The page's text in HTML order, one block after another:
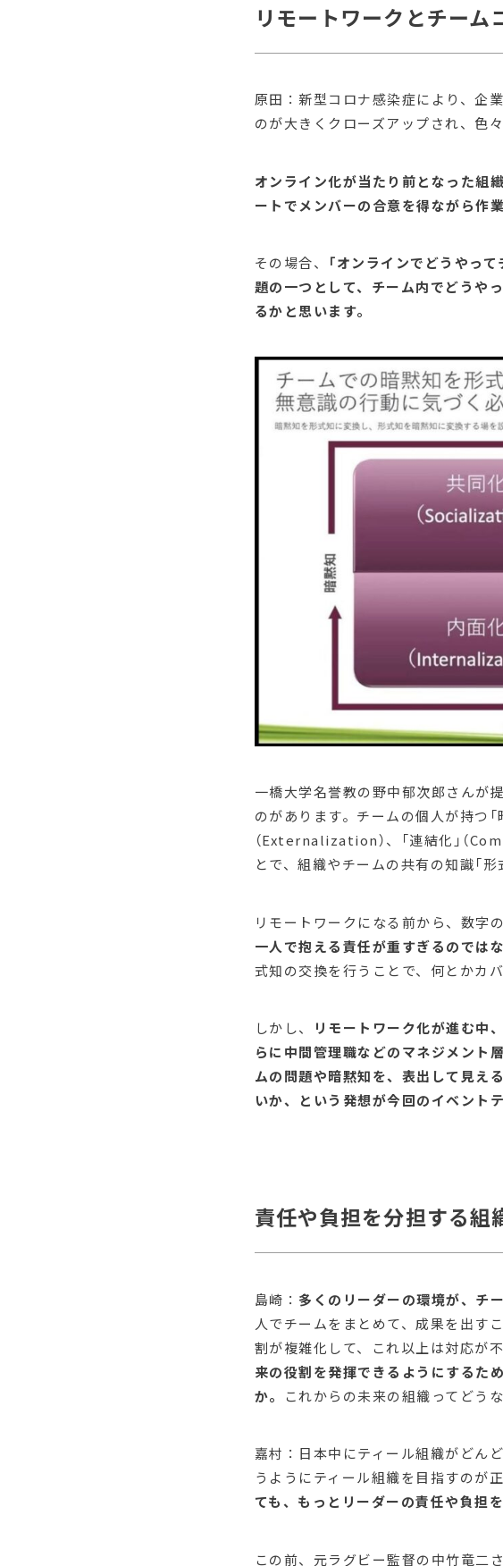
リモートワークとチーム
原田：新型コロナ感染症により、企
のが大きくクローズアップされ、色
オンライン化が当たり前となった組
ートでメンバーの合意を得ながら作
その場合、
「オンラインでどうやっ
題の一つとして、チーム内でどうや
るかと思います。
一橋大学名誉教の野中郁次郎さんが
のがあります。チームの個人が持つ「
（Externalization）、「連結化」（
とで、組織やチームの共有の知識「
リモートワークになる前から、数字
一人で抱える責任が重すぎるのでは
式知の交換を行うことで、何とかカ
しかし、
リモートワーク化が進む中
らに中間管理職などのマネジメント
ムの問題や暗黙知を、表出して見え
いか、という発想が今回のイベント
責任や負担を分担する組
島崎： 多くのリーダーの環境が、チ
人でチームをまとめて、成果を出す
割が複雑化して、これ以上は対応が
来の役割を発揮できるようにするた
か。
これからの未来の組織ってどう
嘉村：日本中にティール組織がどん
うようにティール組織を目指すのが
ても、もっとリーダーの責任や負担
この前、元ラグビー監督の中竹竜二